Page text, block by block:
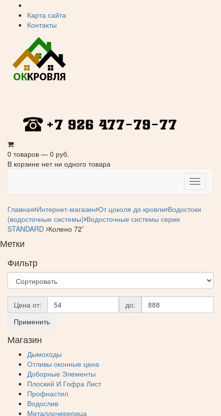
Карта сайта
Контакты
0 товаров — 0 руб.
В корзине нет ни одного товара
Главная Интернет-магазин От цоколя до кровли Водостоки
(водосточные системы) Водосточные системы серии
STANDARD Колено 72˚
Метки
Фильтр
Цена от:
до:
Применить
Магазин
Дымоходы
Отливы оконные цена
Доборные Элементы
Плоский И Гофра Лист
Профнастил
Водослив
Металлочерепица